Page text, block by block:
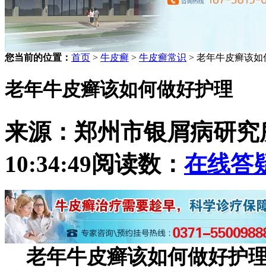
您当前的位置： 首页 > 牛皮癣 > 牛皮癣常识 > 老年牛皮癣该如
老年牛皮癣该如何做好护理
来源：郑州市银屑病研究
10:34:49阅读数： 在线答
老年牛皮癣该如何做好护